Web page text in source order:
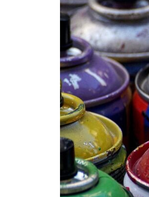
FEM.GAZED:
Graffitiworkshop
Senior*innen
–
jetzt
anmelden!